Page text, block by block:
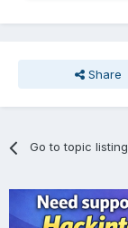
Share
Go to topic listing